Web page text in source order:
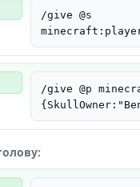
/give @s
/give @p